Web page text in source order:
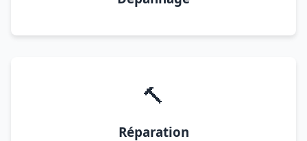
🔨
Réparation